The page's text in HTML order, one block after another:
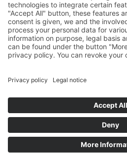
NTI AG LinMot & MagSpring,
Spreitenbach,
53147, United
Lieferbedingungen